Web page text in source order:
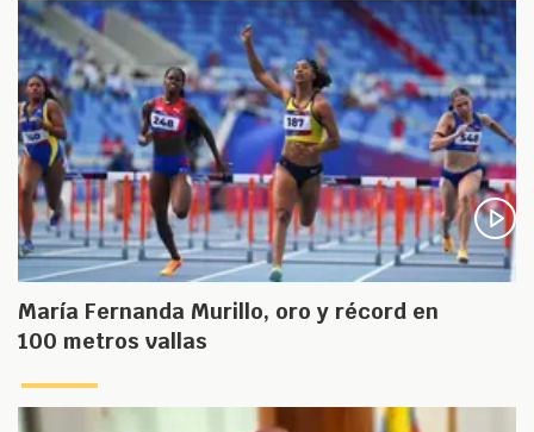
María Fernanda Murillo, oro y récord en
100 metros vallas